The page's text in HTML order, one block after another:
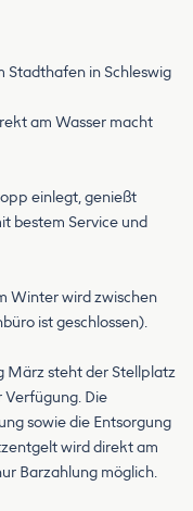
Stadthafen in Schleswig
am Wasser macht
einlegt, genießt
bestem Service und
Winter wird zwischen
ist geschlossen).
März steht der Stellplatz
Die
sowie die Entsorgung
wird direkt am
Barzahlung möglich.